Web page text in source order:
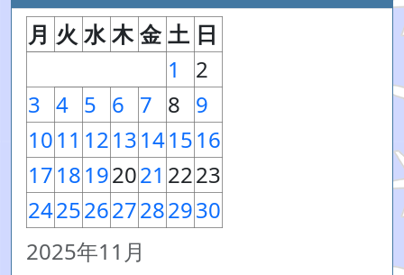
2025年11月
月 火 水 木 金 土 日
1
2
3 4 5 6 7 8 9
1011 1213141516
1718192021 2223
24252627282930